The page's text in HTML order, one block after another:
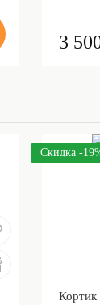
3
Скидка -
Кортик